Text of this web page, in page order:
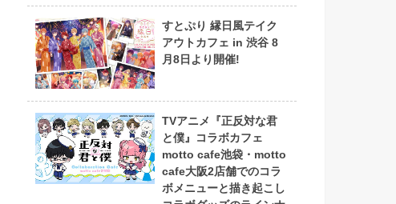
すとぷり 縁日風テイク
アウトカフェ in 渋谷 8
月8日より開催!
TVアニメ『正反対な君
と僕』コラボカフェ
motto cafe池袋・motto
cafe大阪2店舗でのコラ
ボメニューと描き起こし